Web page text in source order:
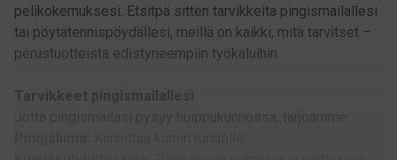
pelikokemuksesi. Etsitpä sitten tarvikkeita pingismailallesi
tai pöytätennispöydällesi, meillä on kaikki, mitä tarvitset –
perustuotteista edistyneempiin työkaluihin.
Tarvikkeet pingismailallesi